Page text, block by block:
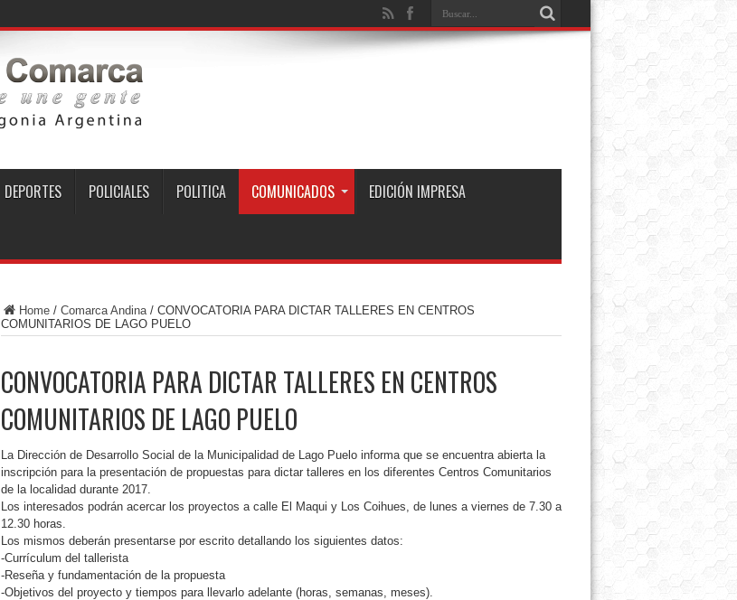
DEPORTES POLICIALES POLITICA COMUNICADOS EDICIÓN IMPRESA
Home/ Comarca Andina/ CONVOCATORIA PARA DICTAR TALLERES EN CENTROS
COMUNITARIOS DE LAGO PUELO
CONVOCATORIA PARA DICTAR TALLERES EN CENTROS
COMUNITARIOS DE LAGO PUELO
La Dirección de Desarrollo Social de la Municipalidad de Lago Puelo informa que se encuentra abierta la
inscripción para la presentación de propuestas para dictar talleres en los diferentes Centros Comunitarios
de la localidad durante 2017.
Los interesados podrán acercar los proyectos a calle El Maqui y Los Coihues, de lunes a viernes de 7.30 a
12.30 horas.
Los mismos deberán presentarse por escrito detallando los siguientes datos:
-Currículum del tallerista
-Reseña y fundamentación de la propuesta
-Objetivos del proyecto y tiempos para llevarlo adelante (horas, semanas, meses).